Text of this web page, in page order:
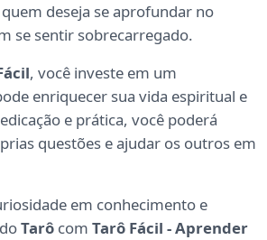
deseja se aprofundar no
se sentir sobrecarregado.
, você investe em um
enriquecer sua vida espiritual e
e prática, você poderá
questões e ajudar os outros em
em conhecimento e
Tarô com Tarô Fácil - Aprender